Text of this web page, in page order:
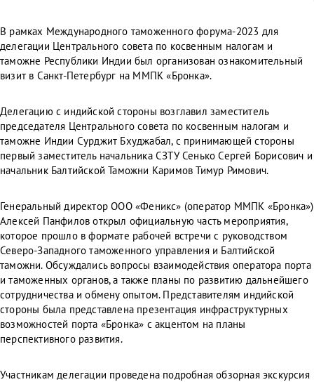
В рамках Международного таможенного форума-2023 для
делегации Центрального совета по косвенным налогам и
таможне Республики Индии был организован ознакомительный
визит в Санкт-Петербург на ММПК «Бронка».
Делегацию с индийской стороны возглавил заместитель
председателя Центрального совета по косвенным налогам и
таможне Индии Сурджит Бхуджабал, с принимающей стороны
первый заместитель начальника СЗТУ Сенько Сергей Борисович и
начальник Балтийской Таможни Каримов Тимур Римович.
Генеральный директор ООО «Феникс» (оператор ММПК «Бронка»)
Алексей Панфилов открыл официальную часть мероприятия,
которое прошло в формате рабочей встречи с руководством
Северо-Западного таможенного управления и Балтийской
таможни. Обсуждались вопросы взаимодействия оператора порта
и таможенных органов, а также планы по развитию дальнейшего
сотрудничества и обмену опытом. Представителям индийской
стороны была представлена презентация инфраструктурных
возможностей порта «Бронка» с акцентом на планы
перспективного развития.
Участникам делегации проведена подробная обзорная экскурсия